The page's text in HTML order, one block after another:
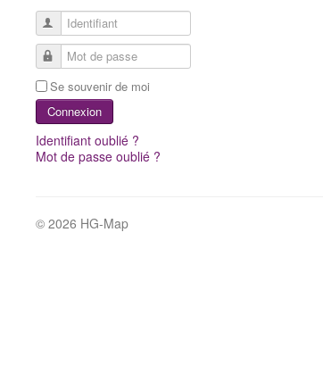
Identifiant
Mot de passe
Se souvenir de moi
Connexion
Identifiant oublié ?
Mot de passe oublié ?
© 2026 HG-Map